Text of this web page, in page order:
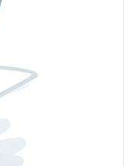
的战斗故事。
验，相互学习，
来。我既学习其
挥员张明运用智慧
的尖刀战术等，